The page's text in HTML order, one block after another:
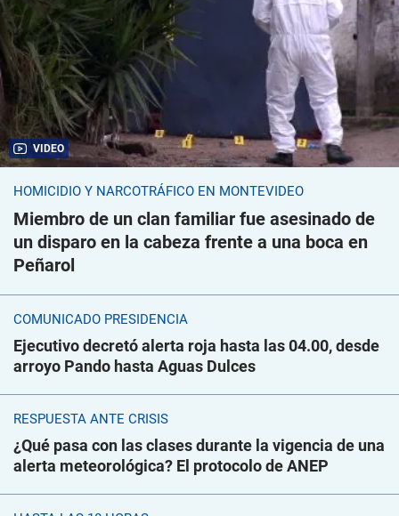
VIDEO
HOMICIDIO Y NARCOTRÁFICO EN MONTEVIDEO
Miembro de un clan familiar fue asesinado de
un disparo en la cabeza frente a una boca en
Peñarol
COMUNICADO PRESIDENCIA
Ejecutivo decretó alerta roja hasta las 04.00, desde
arroyo Pando hasta Aguas Dulces
RESPUESTA ANTE CRISIS
¿Qué pasa con las clases durante la vigencia de una
alerta meteorológica? El protocolo de ANEP